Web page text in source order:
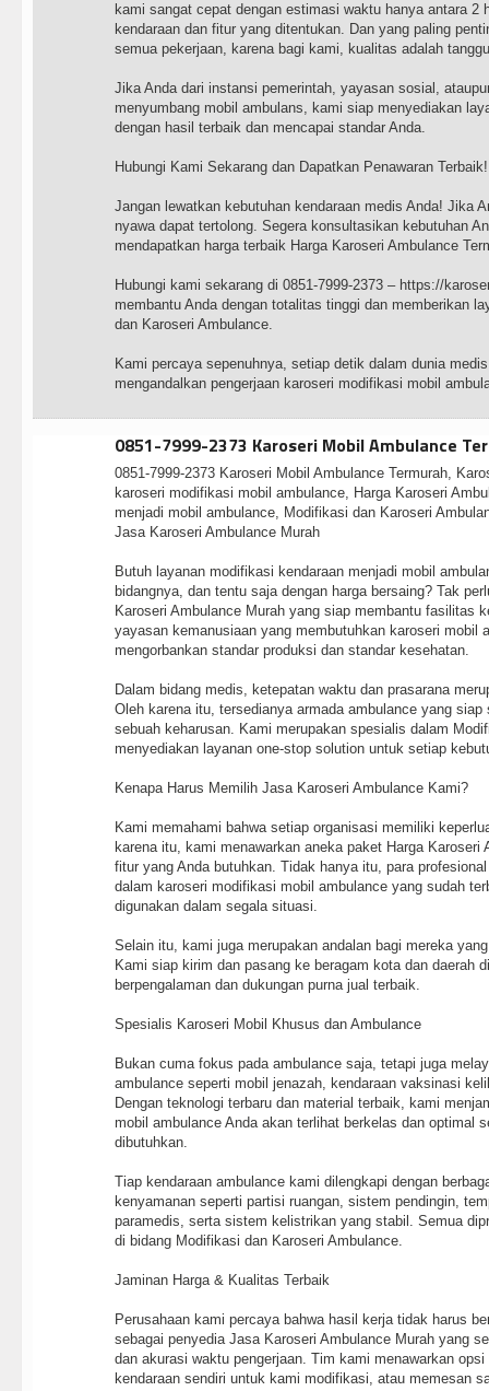
kami sangat cepat dengan estimasi waktu hanya antara 2
kendaraan dan fitur yang ditentukan. Dan yang paling
semua pekerjaan, karena bagi kami, kualitas adalah
Jika Anda dari instansi pemerintah, yayasan sosial,
menyumbang mobil ambulans, kami siap menyediakan
dengan hasil terbaik dan mencapai standar Anda.
Hubungi Kami Sekarang dan Dapatkan Penawaran Terbaik!
Jangan lewatkan kebutuhan kendaraan medis Anda! Jika
nyawa dapat tertolong. Segera konsultasikan kebutuhan
mendapatkan harga terbaik Harga Karoseri Ambulance
Hubungi kami sekarang di 0851-7999-2373 – https://
membantu Anda dengan totalitas tinggi dan memberikan
dan Karoseri Ambulance.
Kami percaya sepenuhnya, setiap detik dalam dunia
mengandalkan pengerjaan karoseri modifikasi mobil
0851-7999-2373 Karoseri Mobil Ambulance
0851-7999-2373 Karoseri Mobil Ambulance Termurah,
karoseri modifikasi mobil ambulance, Harga Karoseri
menjadi mobil ambulance, Modifikasi dan Karoseri
Jasa Karoseri Ambulance Murah
Butuh layanan modifikasi kendaraan menjadi mobil
bidangnya, dan tentu saja dengan harga bersaing? Tak
Karoseri Ambulance Murah yang siap membantu fasilitas
yayasan kemanusiaan yang membutuhkan karoseri mobil
mengorbankan standar produksi dan standar kesehatan.
Dalam bidang medis, ketepatan waktu dan prasarana
Oleh karena itu, tersedianya armada ambulance yang
sebuah keharusan. Kami merupakan spesialis dalam
menyediakan layanan one-stop solution untuk setiap
Kenapa Harus Memilih Jasa Karoseri Ambulance Kami?
Kami memahami bahwa setiap organisasi memiliki
karena itu, kami menawarkan aneka paket Harga Karoseri
fitur yang Anda butuhkan. Tidak hanya itu, para
dalam karoseri modifikasi mobil ambulance yang sudah
digunakan dalam segala situasi.
Selain itu, kami juga merupakan andalan bagi mereka
Kami siap kirim dan pasang ke beragam kota dan daerah
berpengalaman dan dukungan purna jual terbaik.
Spesialis Karoseri Mobil Khusus dan Ambulance
Bukan cuma fokus pada ambulance saja, tetapi juga
ambulance seperti mobil jenazah, kendaraan vaksinasi
Dengan teknologi terbaru dan material terbaik, kami
mobil ambulance Anda akan terlihat berkelas dan optimal
dibutuhkan.
Tiap kendaraan ambulance kami dilengkapi dengan
kenyamanan seperti partisi ruangan, sistem pendingin,
paramedis, serta sistem kelistrikan yang stabil. Semua
di bidang Modifikasi dan Karoseri Ambulance.
Jaminan Harga & Kualitas Terbaik
Perusahaan kami percaya bahwa hasil kerja tidak harus
sebagai penyedia Jasa Karoseri Ambulance Murah yang
dan akurasi waktu pengerjaan. Tim kami menawarkan
kendaraan sendiri untuk kami modifikasi, atau memesan